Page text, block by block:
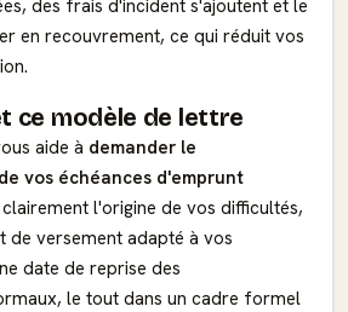
des frais d'incident s'ajoutent et le
en recouvrement, ce qui réduit vos
ce modèle de lettre
aide à demander le
vos échéances d'emprunt
l'origine de vos difficultés,
de versement adapté à vos
date de reprise des
le tout dans un cadre formel